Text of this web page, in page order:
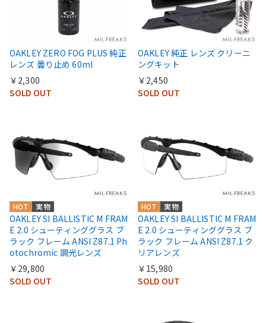
OAKLEY ZERO FOG PLUS 純正
レンズ 曇り止め 60ml
￥2,300
SOLD OUT
OAKLEY 純正 レンズ クリーニ
ングキット
￥2,450
SOLD OUT
HOT 実物
OAKLEY SI BALLISTIC M FRAM
E 2.0 シューティンググラス ブ
ラック フレーム ANSI Z87.1 Ph
otochromic 調光レンズ
￥29,800
SOLD OUT
HOT 実物
OAKLEY SI BALLISTIC M FRAM
E 2.0 シューティンググラス ブ
ラック フレーム ANSI Z87.1 ク
リアレンズ
￥15,980
SOLD OUT